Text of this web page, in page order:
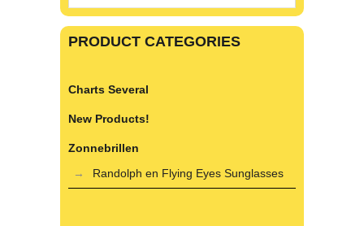
PRODUCT CATEGORIES
Charts Several
New Products!
Zonnebrillen
Randolph en Flying Eyes Sunglasses